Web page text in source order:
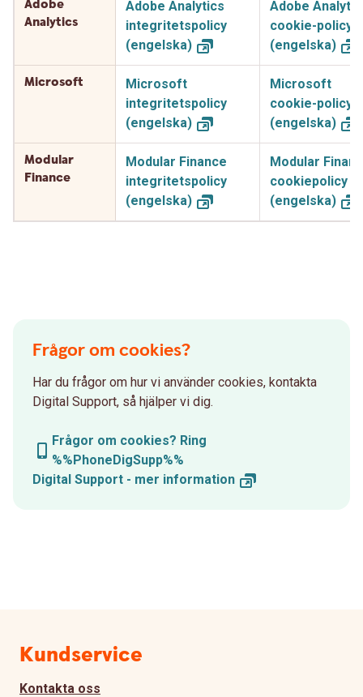
Adobe
Analytics
Adobe Analytics
integritetspolicy
(engelska)
Adobe
cookie-policy
(engelska)
Microsoft
Microsoft
integritetspolicy
(engelska)
Microsoft
cookie-policy
(engelska)
Modular
Finance
Modular Finance
integritetspolicy
(engelska)
Modular
cookiepolicy
(engelska)
Frågor om cookies?
Har du frågor om hur vi använder cookies, kontakta
Digital Support, så hjälper vi dig.
Frågor om cookies? Ring
%%PhoneDigSupp%%
Digital Support - mer information
Sidfot
Kundservice
Kontakta oss